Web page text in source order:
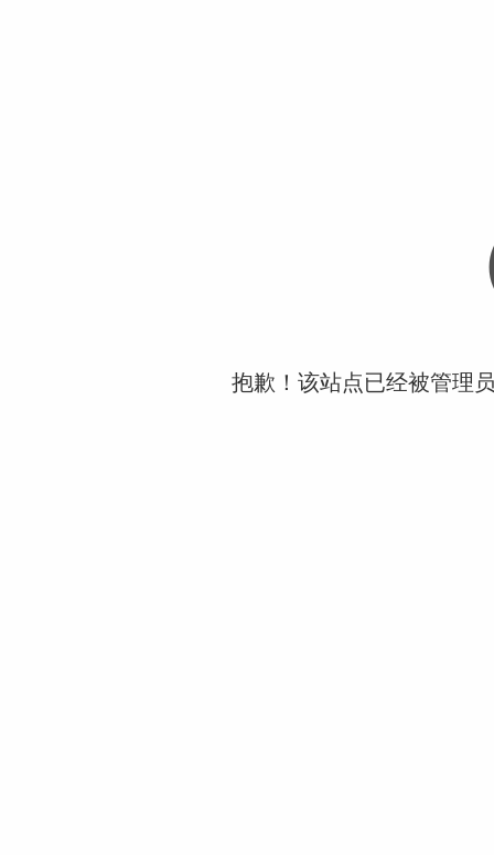
抱歉！该站点已经被管理